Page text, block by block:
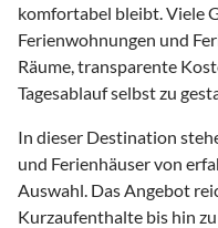
komfortabel bleibt. Viele
Ferienwohnungen und
Räume, transparente
Tagesablauf selbst zu
In dieser Destination
und Ferienhäuser von
Auswahl. Das Angebot
Kurzaufenthalte bis hin